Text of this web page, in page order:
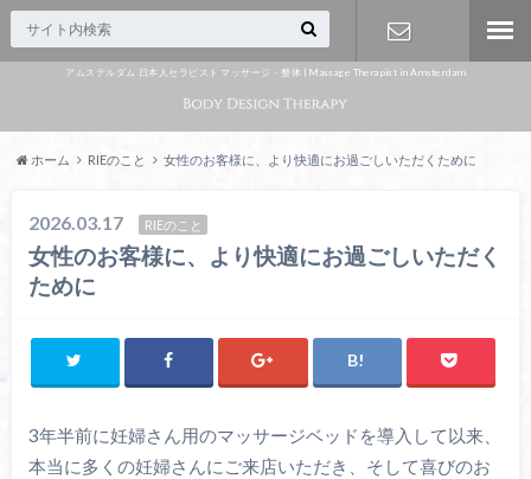
アムステルダム 日本人セラピスト マッサージ・整体 | Massage Therapist in Amsterdam
ホーム RIEのこと 女性のお客様に、より快適にお過ごしいただくために
2026.03.17 RIEのこと
女性のお客様に、より快適にお過ごしいただく
ために
3年半前に妊婦さん用のマッサージベッドを導入して以来、
本当に多くの妊婦さんにご来店いただき、 そして喜びのお